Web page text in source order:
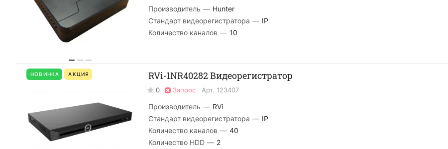
Производитель — Hunter
Стандарт видеорегистратора — IP
Количество каналов — 10
НОВИНКА АКЦИЯ RVi-1NR40282 Видеорегистратор
0 Запрос Арт. 123407
Производитель — RVi
Стандарт видеорегистратора — IP
Количество каналов — 40
Количество HDD — 2